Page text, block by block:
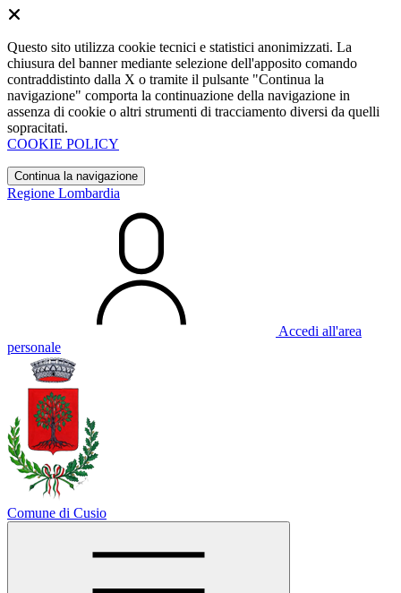
Questo sito utilizza cookie tecnici e statistici anonimizzati. La
chiusura del banner mediante selezione dell'apposito comando
contraddistinto dalla X o tramite il pulsante "Continua la
navigazione" comporta la continuazione della navigazione in
assenza di cookie o altri strumenti di tracciamento diversi da quelli
sopracitati.
COOKIE POLICY
Continua la navigazione
Regione Lombardia
Accedi all'area
personale
Comune di Cusio